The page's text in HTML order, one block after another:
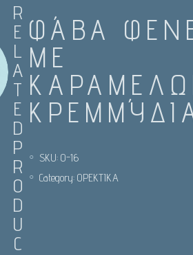
ΦΆΒΑ
ΜΕ
SKU:O-16
Category:ΟΡΕΚΤΙΚΑ
R
E
L
A
T
E
D
P
R
O
D
U
C